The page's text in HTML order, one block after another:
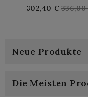
Weidengeflecht
302,40 € Regular
Neue Produkte
Die Meisten